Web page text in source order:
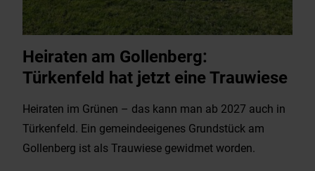
Heiraten am Gollenberg:
Türkenfeld hat jetzt eine Trauwiese
Heiraten im Grünen – das kann man ab 2027 auch in
Türkenfeld. Ein gemeindeeigenes Grundstück am
Gollenberg ist als Trauwiese gewidmet worden.